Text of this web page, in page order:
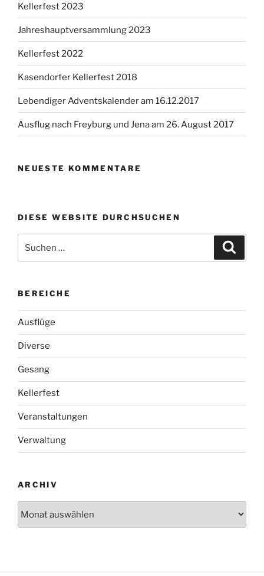
Kellerfest 2023
Jahreshauptversammlung 2023
Kellerfest 2022
Kasendorfer Kellerfest 2018
Lebendiger Adventskalender am 16.12.2017
Ausflug nach Freyburg und Jena am 26. August 2017
NEUESTE KOMMENTARE
DIESE WEBSITE DURCHSUCHEN
nach:
BEREICHE
Ausflüge
Diverse
Gesang
Kellerfest
Veranstaltungen
Verwaltung
ARCHIV